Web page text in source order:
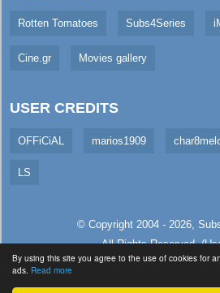
By using this site you agree to the use of cookies for
ads. Read more
Rotten Tomatoes Subs4Series
Cine.gr Movies gallery
USER CREDITS
OFFiCiAL marios1909
LS
© Copyright 2004 - 2026,
All Rights Reserved. (
Served in 5.9ms